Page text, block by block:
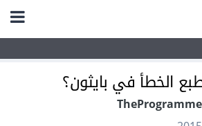
الخطأ في بايثون؟